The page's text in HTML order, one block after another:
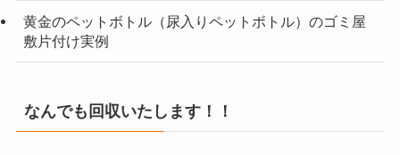
黄金のペットボトル（尿入りペットボトル）のゴミ屋
敷片付け実例
なんでも回収いたします！！